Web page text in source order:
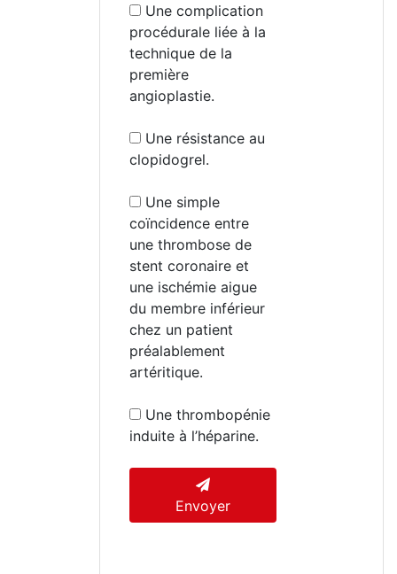
Une complication
procédurale liée à la
technique de la
première
angioplastie.
Une résistance au
clopidogrel.
Une simple
coïncidence entre
une thrombose de
stent coronaire et
une ischémie aigue
du membre inférieur
chez un patient
préalablement
artéritique.
Une thrombopénie
induite à l’héparine.
Envoyer